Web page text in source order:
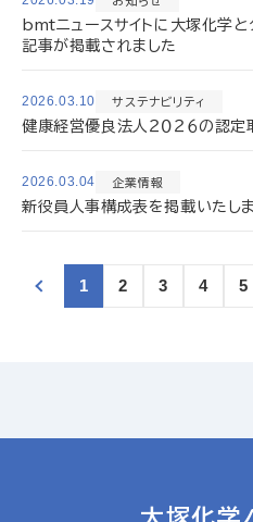
bmtニュースサイトに大塚化学と
記事が掲載されました
2026.03.10 サステナビリティ
健康経営優良法人２０２６の認定
2026.03.04 企業情報
新役員人事構成表を掲載いたし
1 2 3 4 5